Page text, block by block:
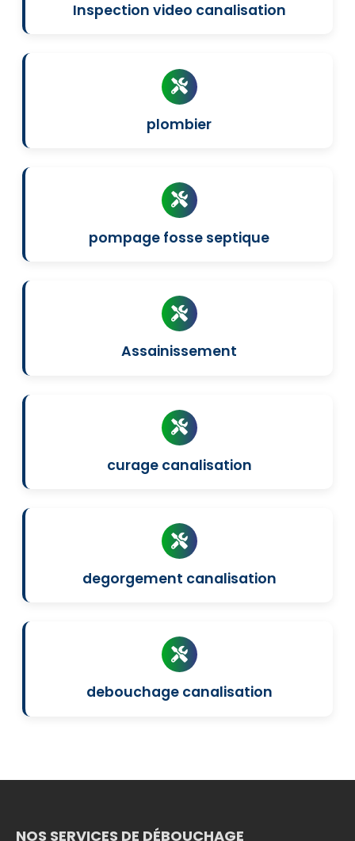
Inspection video canalisation
plombier
pompage fosse septique
Assainissement
curage canalisation
degorgement canalisation
debouchage canalisation
NOS SERVICES DE DÉBOUCHAGE